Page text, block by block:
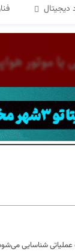
دیجیتال
شناسایی